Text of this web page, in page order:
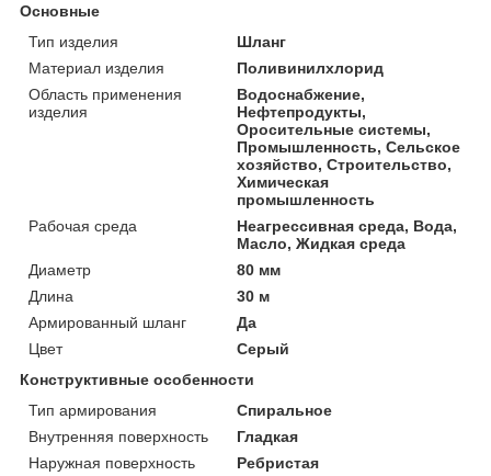
Основные
Тип изделия
Шланг
Материал изделия
Поливинилхлорид
Область применения
изделия
Водоснабжение,
Нефтепродукты,
Оросительные системы,
Промышленность, Сельское
хозяйство, Строительство,
Химическая
промышленность
Рабочая среда
Неагрессивная среда, Вода,
Масло, Жидкая среда
Диаметр
80 мм
Длина
30 м
Армированный шланг
Да
Цвет
Серый
Конструктивные особенности
Тип армирования
Спиральное
Внутренняя поверхность
Гладкая
Наружная поверхность
Ребристая